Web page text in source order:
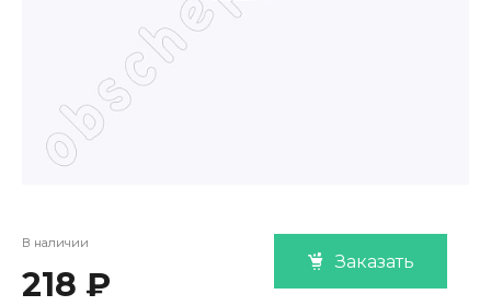
В наличии
218 ₽
Заказать